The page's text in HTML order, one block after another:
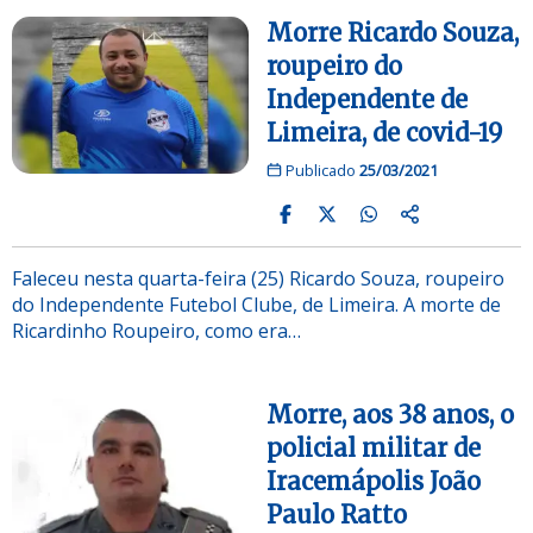
Morre Ricardo Souza,
roupeiro do
Independente de
Limeira, de covid-19
Publicado 25/03/2021
Faleceu nesta quarta-feira (25) Ricardo Souza, roupeiro
do Independente Futebol Clube, de Limeira. A morte de
Ricardinho Roupeiro, como era…
Morre, aos 38 anos, o
policial militar de
Iracemápolis João
Paulo Ratto